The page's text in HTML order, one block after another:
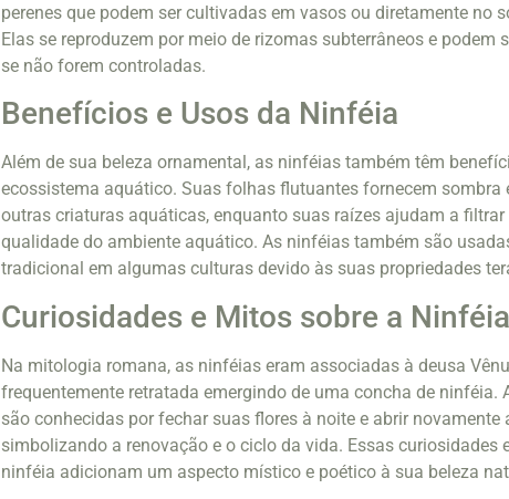
perenes que podem ser cultivadas em vasos ou diretamente no
Elas se reproduzem por meio de rizomas subterrâneos e podem
se não forem controladas.
Benefícios e Usos da Ninféia
Além de sua beleza ornamental, as ninféias também têm
ecossistema aquático. Suas folhas flutuantes fornecem sombra
outras criaturas aquáticas, enquanto suas raízes ajudam a filtrar
qualidade do ambiente aquático. As ninféias também são
tradicional em algumas culturas devido às suas propriedades
Curiosidades e Mitos sobre a Ninféia
Na mitologia romana, as ninféias eram associadas à deusa
frequentemente retratada emergindo de uma concha de ninféia.
são conhecidas por fechar suas flores à noite e abrir novamente
simbolizando a renovação e o ciclo da vida. Essas curiosidades
ninféia adicionam um aspecto místico e poético à sua beleza